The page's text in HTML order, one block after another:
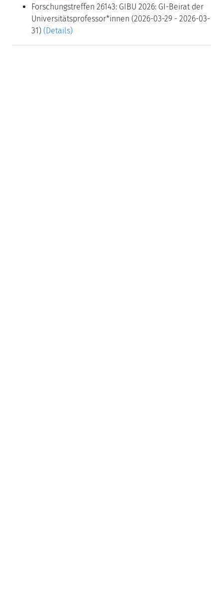
Forschungstreffen 26143: GIBU 2026: GI-Beirat der
Universitätsprofessor*innen (2026-03-29 - 2026-03-
31) (Details)